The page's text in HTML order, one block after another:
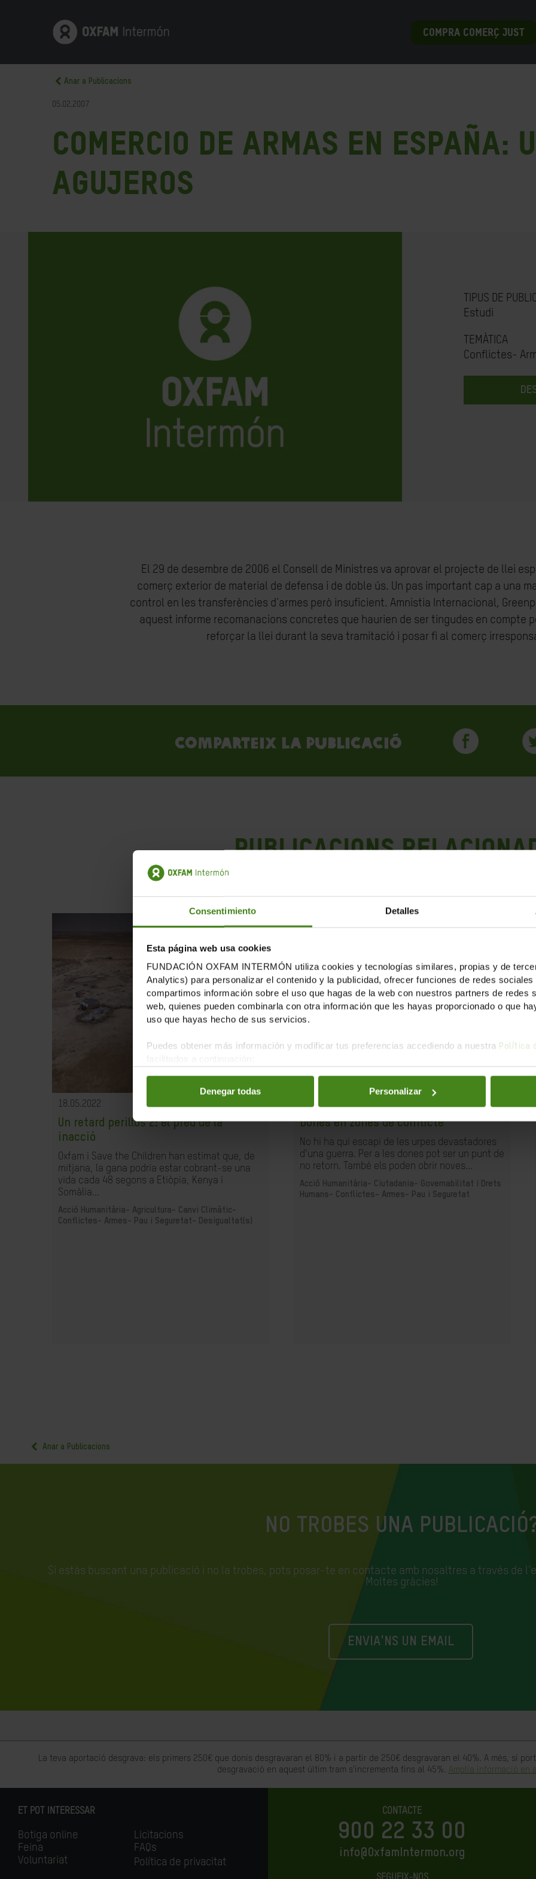
Consentimiento Detalles
Esta página web usa cookies
FUNDACIÓN OXFAM INTERMÓN utiliza cookies y tecnologías similares, propias y de
Analytics) para personalizar el contenido y la publicidad, ofrecer funciones de redes
compartimos información sobre el uso que hagas de la web con nuestros partners de redes
web, quienes pueden combinarla con otra información que les hayas proporcionado o que
uso que hayas hecho de sus servicios.
Puedes obtener más información y modificar tus preferencias accediendo a nuestra Política
Denegar todas Personalizar
COMPRA COMERÇ JUST
Anar a Publicacions
05.02.2007
Comercio de armas en España:
agujeros
TIPUS DE
Estudi
TEMÀTICA
Conflictes-
El 29 de desembre de 2006 el Consell de Ministres va aprovar el projecte de llei
comerç exterior de material de defensa i de doble ús. Un pas important cap a una
control en les transferències d'armes però insuficient. Amnistia Internacional,
aquest informe recomanacions concretes que haurien de ser tingudes en compte
reforçar la llei durant la seva tramitació i posar fi al comerç
Comparteix la publicació
Publicacions
18.05.2022
Un retard perillós 2: el preu de la
inacció
Oxfam i Save the Children han estimat que, de
mitjana, la gana podria estar cobrant-se una
vida cada 48 segons a Etiòpia, Kenya i
Somàlia...
Acció Humanitària- Agricultura- Canvi Climàtic-
Conflictes- Armes- Pau i Seguretat- Desigualtat(s)
04.03.2019
Dones en zones de conflicte
No hi ha qui escapi de les urpes devastadores
d'una guerra. Per a les dones pot ser un punt de
no retorn. També els poden obrir noves...
Acció Humanitària- Ciutadania- Governabilitat i Drets
Humans- Conflictes- Armes- Pau i Seguretat
Anar a Publicacions
NO TROBES UNA
Si estàs buscant una publicació i no la trobes, pots posar-te en contacte amb nosaltres a través de
Moltes gràcies!
ENVIA'NS UN EMAIL
La teva aportació desgrava: els primers 250€ que donis desgravaran el 80% i a partir de 250€ desgravaran el 40%. A més, si
desgravació en aquest últim tram s'incrementa fins al 45%. Amplia informació en
ET POT INTERESSAR
Botiga online
Feina
Voluntariat
Licitacions
FAQs
Política de privacitat
CONTACTE
900 22 33 00
info@OxfamIntermon.org